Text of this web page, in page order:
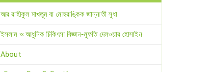
আর রাহীকুল মাখতূম বা মোহরাঙ্কিক জান্নাতী সুধা
ইসলাম ও আধুনিক চিকিৎসা বিজ্ঞান-মুফতি দেলওয়ার হোসাইন
About